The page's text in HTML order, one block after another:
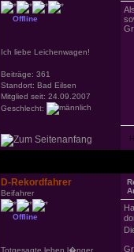
Offline
Ich liebe Leichenwagen!
Beiträge: 361
Standort: Bad Eilsen
Mitglied seit: 24.09.2007
Geschlecht:
D-Rekordfahrer
Beifahrer
Offline
Totgesagte leben l�nger